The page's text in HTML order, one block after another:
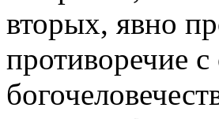
вторых, явно
противоречие